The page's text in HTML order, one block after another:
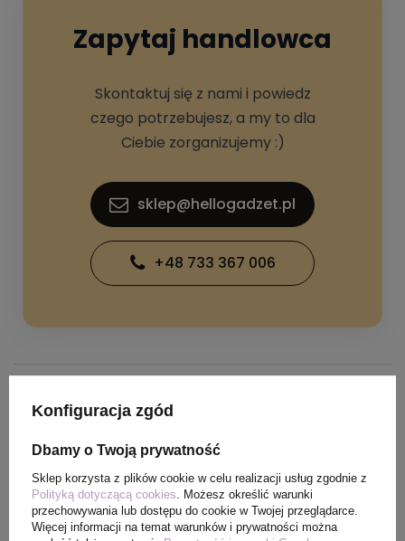
Zapytaj handlowca
Skontaktuj się z nami i powiedz
czego potrzebujesz, a my to dla
Ciebie zorganizujemy :)
sklep@hellogadzet.pl
+48 733 367 006
SPECYFIKACJA PRODUKTU
Kolor czerwony
Materiał metal, poliester, EPE
Konfiguracja zgód
Dbamy o Twoją prywatność
Sklep korzysta z plików cookie w celu realizacji usług zgodnie z
Polityką dotyczącą cookies. Możesz określić warunki
przechowywania lub dostępu do cookie w Twojej przeglądarce.
Więcej informacji na temat warunków i prywatności można